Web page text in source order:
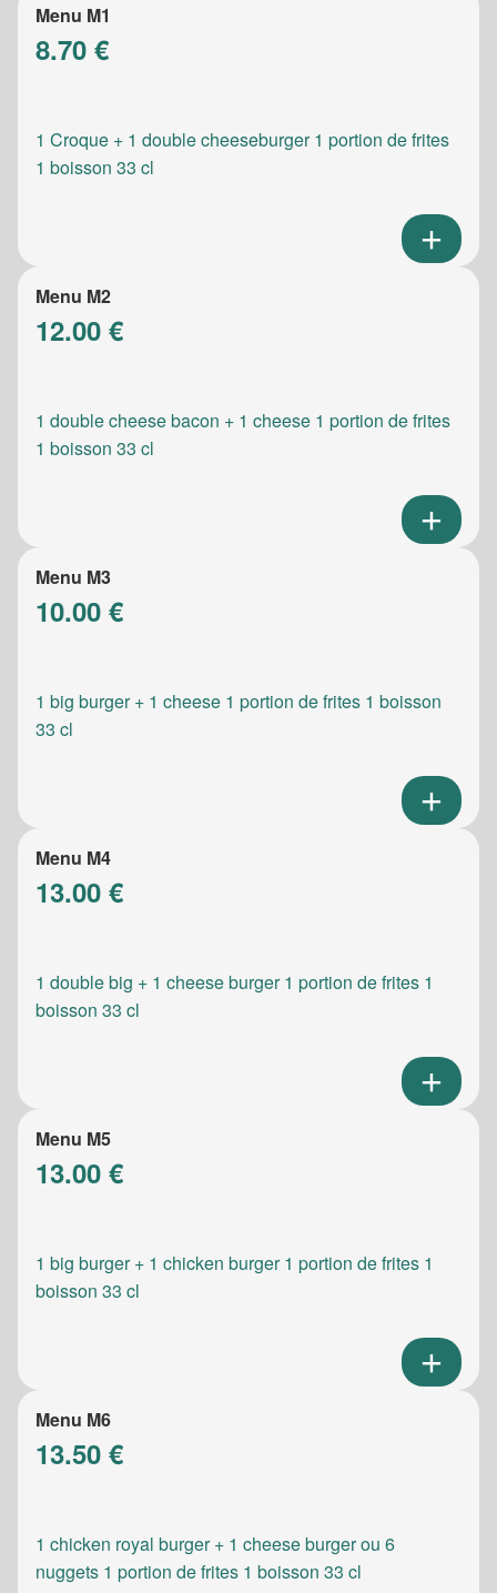
Menu M1
8.70 €
1 Croque + 1 double cheeseburger 1 portion de frites
1 boisson 33 cl
Menu M2
12.00 €
1 double cheese bacon + 1 cheese 1 portion de frites
1 boisson 33 cl
Menu M3
10.00 €
1 big burger + 1 cheese 1 portion de frites 1 boisson
33 cl
Menu M4
13.00 €
1 double big + 1 cheese burger 1 portion de frites 1
boisson 33 cl
Menu M5
13.00 €
1 big burger + 1 chicken burger 1 portion de frites 1
boisson 33 cl
Menu M6
13.50 €
1 chicken royal burger + 1 cheese burger ou 6
nuggets 1 portion de frites 1 boisson 33 cl